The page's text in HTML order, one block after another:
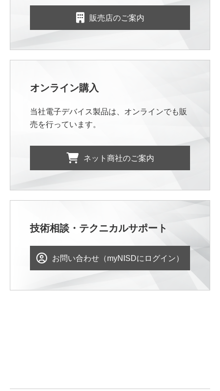
販売店のご案内
オンライン購入
当社電子デバイス製品は、オンラインでも販
売を行っています。
ネット商社のご案内
技術相談・テクニカルサポート
お問い合わせ（myNISDにログイン）